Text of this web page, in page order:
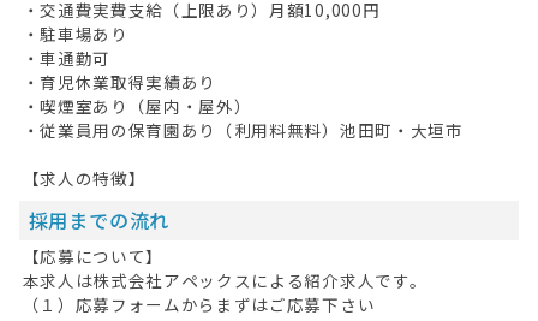
・交通費実費支給（上限あり）月額10,000円
・駐車場あり
・車通勤可
・育児休業取得実績あり
・喫煙室あり（屋内・屋外）
・従業員用の保育園あり（利用料無料）池田町・大垣市
【求人の特徴】
採用までの流れ
【応募について】
本求人は株式会社アペックスによる紹介求人です。
（１）応募フォームからまずはご応募下さい